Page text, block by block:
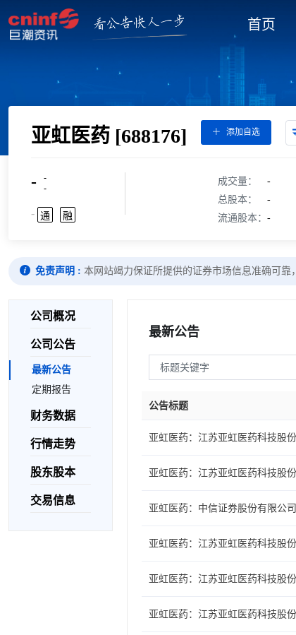
首页
亚虹医药 [688176] 添加自选
-
-
-
- 通 融
成交量：
-
总股本：
-
流通股本：-
免责声明 : 本网站竭力保证所提供的证券市场信息准确可
公司概况
公司公告
最新公告
定期报告
财务数据
行情走势
股东股本
交易信息
最新公告
公告标题
亚虹医药：江苏亚虹医药科技股
亚虹医药：江苏亚虹医药科技股
亚虹医药：中信证券股份有限公
亚虹医药：江苏亚虹医药科技股
亚虹医药：江苏亚虹医药科技股
亚虹医药：江苏亚虹医药科技股